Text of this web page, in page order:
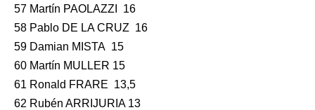
57 Martín PAOLAZZI 16
58 Pablo DE LA CRUZ 16
59 Damian MISTA 15
60 Martín MULLER 15
61 Ronald FRARE 13,5
62 Rubén ARRIJURIA 13